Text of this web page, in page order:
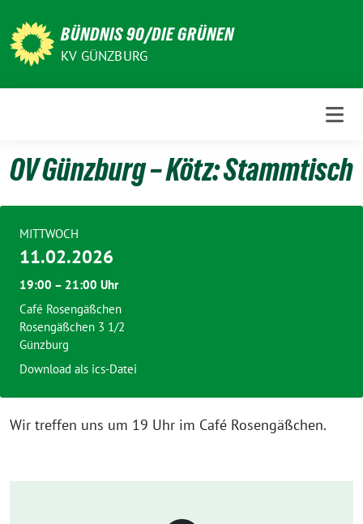
zum
Inhalt
BÜNDNIS 90/DIE GRÜNEN
KV GÜNZBURG
OV Günzburg – Kötz: Stammtisch
Wir treffen uns um 19 Uhr im Café Rosengäßchen.
MITTWOCH
11.02.2026
19:00 – 21:00 Uhr
Café Rosengäßchen
Rosengäßchen 3 1/2
Günzburg
Download als ics-Datei